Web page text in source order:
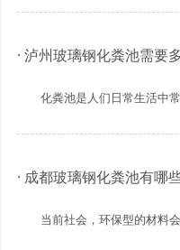
· 泸州玻璃钢化粪池需要
化粪池是人们日常生活中常
· 成都玻璃钢化粪池有哪
当前社会，环保型的材料会